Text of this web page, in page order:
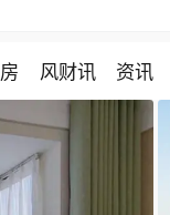
风财讯 资讯